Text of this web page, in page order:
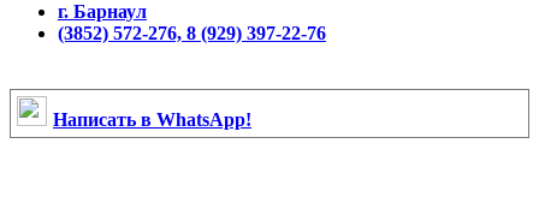
г. Барнаул
(3852) 572-276, 8 (929) 397-22-76
Написать в WhatsApp!